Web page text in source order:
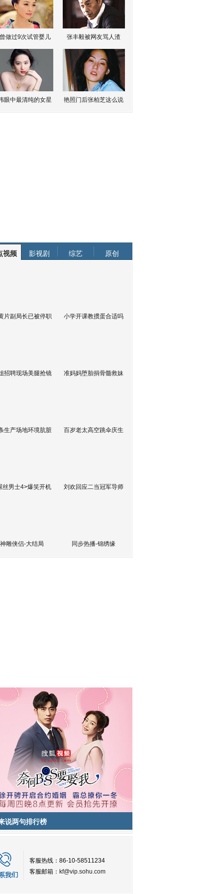
做过9次试管婴儿 张丰毅被网友骂人渣
眼中最清纯的女星 艳照门后张柏芝这么说
视频 影视剧 综艺 原创
片副局长已被停职 小学开课教掼蛋合适吗
招聘现场美腿抢镜 准妈妈堕胎捐骨髓救妹
生产场地环境肮脏 百岁老太高空跳伞庆生
丝男士4>爆笑开机 刘欢回应二当冠军导师
神雕侠侣-大结局 同步热播-锦绣缘
说两句排行榜
客服热线：86-10-58511234
客服邮箱： kf@vip.sohu.com